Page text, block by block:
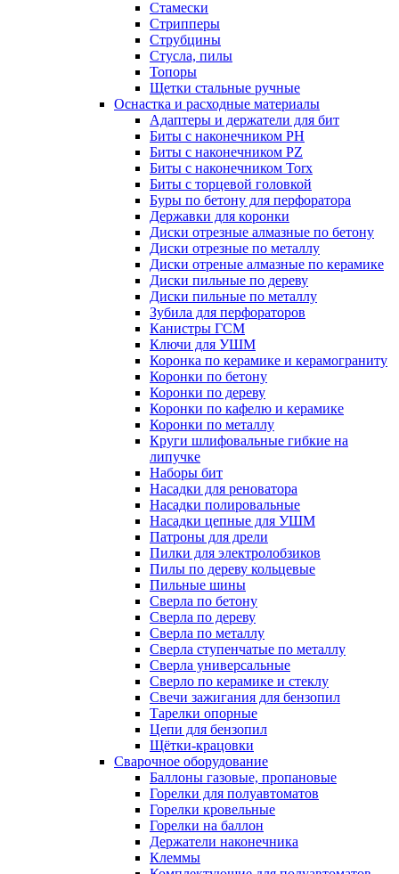
Стамески
Стрипперы
Струбцины
Стусла, пилы
Топоры
Щетки стальные ручные
Оснастка и расходные материалы
Адаптеры и держатели для бит
Биты с наконечником PH
Биты с наконечником PZ
Биты с наконечником Torx
Биты с торцевой головкой
Буры по бетону для перфоратора
Державки для коронки
Диски отрезные алмазные по бетону
Диски отрезные по металлу
Диски отреные алмазные по керамике
Диски пильные по дереву
Диски пильные по металлу
Зубила для перфораторов
Канистры ГСМ
Ключи для УШМ
Коронка по керамике и керамограниту
Коронки по бетону
Коронки по дереву
Коронки по кафелю и керамике
Коронки по металлу
Круги шлифовальные гибкие на
липучке
Наборы бит
Насадки для реноватора
Насадки полировальные
Насадки цепные для УШМ
Патроны для дрели
Пилки для электролобзиков
Пилы по дереву кольцевые
Пильные шины
Сверла по бетону
Сверла по дереву
Сверла по металлу
Сверла ступенчатые по металлу
Сверла универсальные
Сверло по керамике и стеклу
Свечи зажигания для бензопил
Тарелки опорные
Цепи для бензопил
Щётки-крацовки
Сварочное оборудование
Баллоны газовые, пропановые
Горелки для полуавтоматов
Горелки кровельные
Горелки на баллон
Держатели наконечника
Клеммы